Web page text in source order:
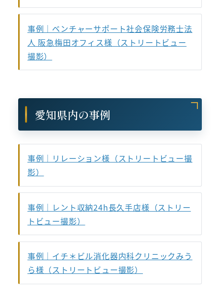
事例｜ベンチャーサポート社会保険労務士法
人 阪急梅田オフィス様（ストリートビュー
撮影）
愛知県内の事例
事例｜リレーション様（ストリートビュー撮
影）
事例｜レント収納24h長久手店様（ストリー
トビュー撮影）
事例｜イチ＊ビル消化器内科クリニックみう
ら様（ストリートビュー撮影）